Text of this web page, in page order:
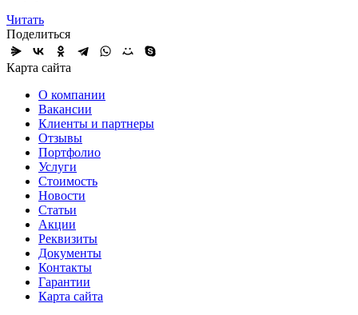
Читать
Поделиться
Карта сайта
О компании
Вакансии
Клиенты и партнеры
Отзывы
Портфолио
Услуги
Стоимость
Новости
Статьи
Акции
Реквизиты
Документы
Контакты
Гарантии
Карта сайта